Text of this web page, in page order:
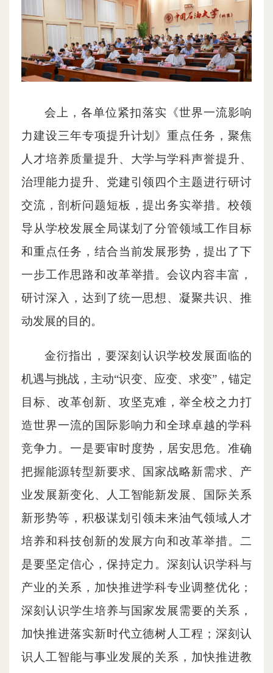
会上，各单位紧扣落实《世界一流影响
力建设三年专项提升计划》重点任务，聚焦
人才培养质量提升、大学与学科声誉提升、
治理能力提升、党建引领四个主题进行研讨
交流，剖析问题短板，提出务实举措。校领
导从学校发展全局谋划了分管领域工作目标
和重点任务，结合当前发展形势，提出了下
一步工作思路和改革举措。会议内容丰富，
研讨深入，达到了统一思想、凝聚共识、推
动发展的目的。
金衍指出，要深刻认识学校发展面临的
机遇与挑战，主动“识变、应变、求变”，锚定
目标、改革创新、攻坚克难，举全校之力打
造世界一流的国际影响力和全球卓越的学科
竞争力。一是要审时度势，居安思危。准确
把握能源转型新要求、国家战略新需求、产
业发展新变化、人工智能新发展、国际关系
新形势等，积极谋划引领未来油气领域人才
培养和科技创新的发展方向和改革举措。二
是要坚定信心，保持定力。深刻认识学科与
产业的关系，加快推进学科专业调整优化；
深刻认识学生培养与国家发展需要的关系，
加快推进落实新时代立德树人工程；深刻认
识人工智能与事业发展的关系，加快推进教